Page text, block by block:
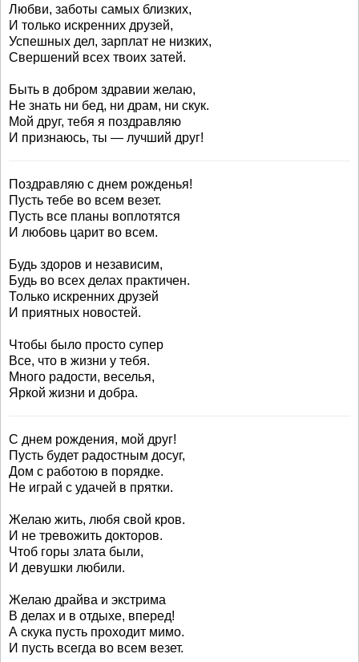
Любви, заботы самых близких,
И только искренних друзей,
Успешных дел, зарплат не низких,
Свершений всех твоих затей.
Быть в добром здравии желаю,
Не знать ни бед, ни драм, ни скук.
Мой друг, тебя я поздравляю
И признаюсь, ты — лучший друг!
Поздравляю с днем рожденья!
Пусть тебе во всем везет.
Пусть все планы воплотятся
И любовь царит во всем.
Будь здоров и независим,
Будь во всех делах практичен.
Только искренних друзей
И приятных новостей.
Чтобы было просто супер
Все, что в жизни у тебя.
Много радости, веселья,
Яркой жизни и добра.
С днем рождения, мой друг!
Пусть будет радостным досуг,
Дом с работою в порядке.
Не играй с удачей в прятки.
Желаю жить, любя свой кров.
И не тревожить докторов.
Чтоб горы злата были,
И девушки любили.
Желаю драйва и экстрима
В делах и в отдыхе, вперед!
А скука пусть проходит мимо.
И пусть всегда во всем везет.